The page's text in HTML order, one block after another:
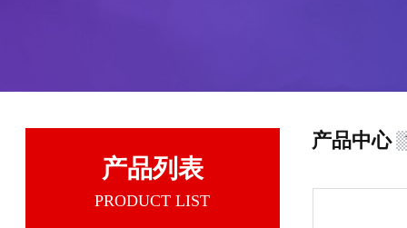
产品列表
PRODUCT LIST
产品中心